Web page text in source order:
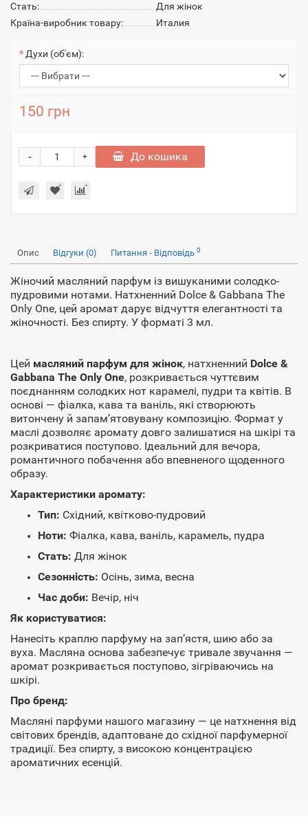
Стать:
Для жінок
Країна-виробник товару:
Италия
Духи (об'єм):
150 грн
+
- До кошика
Опис Відгуки (0) Питання - Відповідь 0
Жіночий масляний парфум із вишуканими солодко-
пудровими нотами. Натхненний Dolce & Gabbana The
Only One, цей аромат дарує відчуття елегантності та
жіночності. Без спирту. У форматі 3 мл.
Цей масляний парфум для жінок, натхненний Dolce &
Gabbana The Only One, розкривається чуттєвим
поєднанням солодких нот карамелі, пудри та квітів. В
основі — фіалка, кава та ваніль, які створюють
витончену й запам’ятовувану композицію. Формат у
маслі дозволяє аромату довго залишатися на шкірі та
розкриватися поступово. Ідеальний для вечора,
романтичного побачення або впевненого щоденного
образу.
Характеристики аромату:
Тип: Східний, квітково-пудровий
Ноти: Фіалка, кава, ваніль, карамель, пудра
Стать: Для жінок
Сезонність: Осінь, зима, весна
Час доби: Вечір, ніч
Як користуватися:
Нанесіть краплю парфуму на зап’ястя, шию або за
вуха. Масляна основа забезпечує тривале звучання —
аромат розкривається поступово, зігріваючись на
шкірі.
Про бренд:
Масляні парфуми нашого магазину — це натхнення від
світових брендів, адаптоване до східної парфумерної
традиції. Без спирту, з високою концентрацією
ароматичних есенцій.